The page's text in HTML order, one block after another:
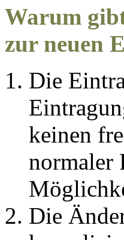
Warum
zur neuen
Die
keinen
normaler
Die